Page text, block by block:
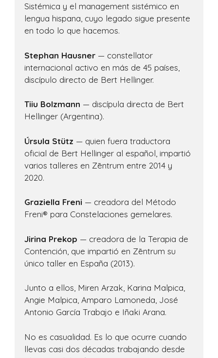
Sistémica y el management sistémico en
lengua hispana, cuyo legado sigue presente
en todo lo que hacemos.
Stephan Hausner — constellator
internacional activo en más de 45 países,
discípulo directo de Bert Hellinger.
Tiiu Bolzmann — discípula directa de Bert
Hellinger (Argentina).
Úrsula Stütz — quien fuera traductora
oficial de Bert Hellinger al español, impartió
varios talleres en Zēntrum entre 2014 y
2020.
Graziella Freni — creadora del Método
Freni® para Constelaciones gemelares.
Jirina Prekop — creadora de la Terapia de
Contención, que impartió en Zēntrum su
único taller en España (2013).
Junto a ellos, Miren Arzak, Karina Malpica,
Angie Malpica, Amparo Lamoneda, José
Antonio García Trabajo e Iñaki Arana.
No es casualidad. Es lo que ocurre cuando
llevas casi dos décadas trabajando desde